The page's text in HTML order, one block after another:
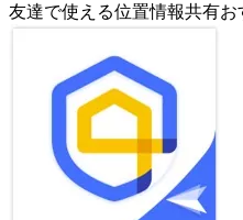
友達で使える位置情報共有お